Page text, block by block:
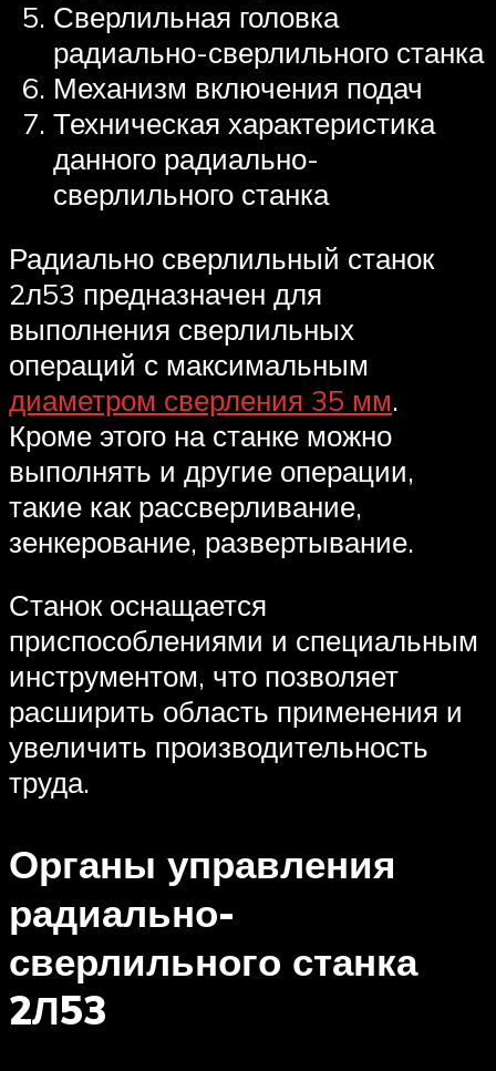
Сверлильная головка
радиально-сверлильного станка
Механизм включения подач
Техническая характеристика
данного радиально-
сверлильного станка
Радиально сверлильный станок
2л53 предназначен для
выполнения сверлильных
операций с максимальным
диаметром сверления 35 мм.
Кроме этого на станке можно
выполнять и другие операции,
такие как рассверливание,
зенкерование, развертывание.
Станок оснащается
приспособлениями и специальным
инструментом, что позволяет
расширить область применения и
увеличить производительность
труда.
Органы управления
радиально-
сверлильного станка
2Л53